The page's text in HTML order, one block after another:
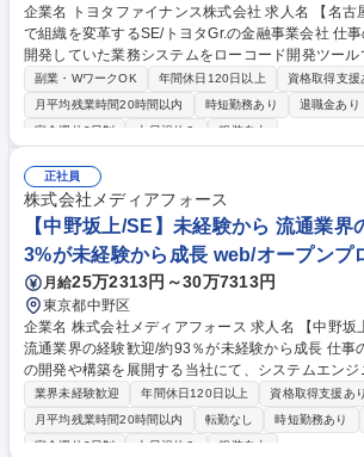
企業名 トヨタファイナンス株式会社 求人名 【名古屋】生成AI/ローコード
で組織を変革するSE/トヨタGr.の金融事業会社 仕事の内容 ■これまで外注
開発していた業務システムをローコード開発ツー
とするための社内教育整備、開発手順などガバナン
開発・改善推進をご担当いただきます。 【具体的には】・IntraーMartで
の内製業務システム開発体制の整備と開発推進・
入/利活用をするチームと、自部門で業務システム
協力する体制で全社のデジタル変革を推進していま
製開発にチャレンジするため、それに伴って内製開
っております。 募集職種 【名古屋】生成AI/ローコードで組織を変革する
SE/トヨタGr.の金融事業会社
副業・WワークOK 年間休日120日以上
資格取得支援
月平均残業時間20時間以内
時短勤務あり 退職金あり
完全週休2日制
土日祝休み 服装自由
正社員
株式会社メディアフォース
【中野坂上/SE】未経験から 流通業界
3%が未経験から成長 web/オープンプ
月給25万2313円～30万7313円
東京都中野区
企業名 株式会社メディアフォース 求人名 【中野坂上/SE】未経験から★
流通業界の経験歓迎/約93％が未経験から成長 仕事の内容 流通系システム
の開発や構築を展開する当社にて、システムエン
ます。入社後は4ヶ月間のエンジニアリング研修を
開発工程を習得可能な体制です。 ■流通系大手企業のシステム構築 ■有名
企業のサービス構築 ■プロジェクト運営上の課題解
業界未経験歓迎 年間休日120日以上
資格取得支援あり
月平均残業時間20時間以内
転勤なし 時短勤務あり
完全週休2日制
土日祝休み 服装自由